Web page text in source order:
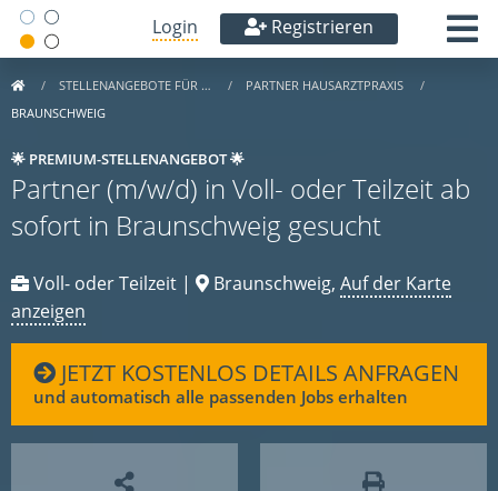
Login Registrieren
STELLENANGEBOTE FÜR …
PARTNER HAUSARZTPRAXIS
BRAUNSCHWEIG
🌟 PREMIUM-STELLENANGEBOT 🌟
Partner (m/w/d) in Voll- oder Teilzeit ab
sofort in Braunschweig gesucht
Voll- oder Teilzeit | Braunschweig, Auf der Karte
anzeigen
JETZT KOSTENLOS DETAILS ANFRAGEN
und automatisch alle passenden Jobs erhalten